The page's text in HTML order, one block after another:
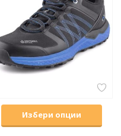
Избери опции